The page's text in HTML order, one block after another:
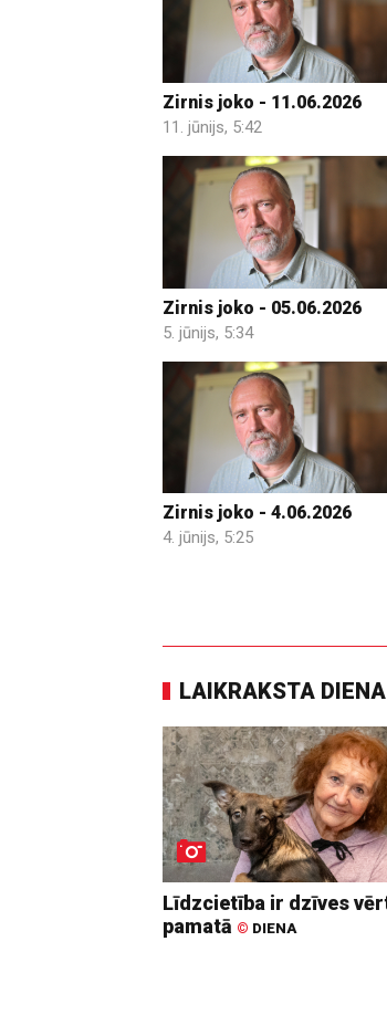
Zirnis joko - 11.06.2026
11. jūnijs, 5:42
Zirnis joko - 05.06.2026
5. jūnijs, 5:34
Zirnis joko - 4.06.2026
4. jūnijs, 5:25
LAIKRAKSTA
Līdzcietība ir dzīves
pamatā © DIENA